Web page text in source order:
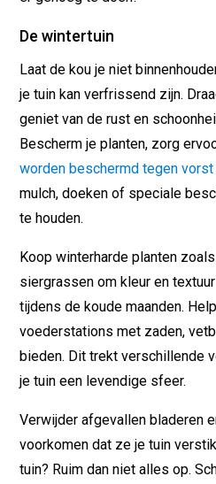
De wintertuin
Laat de kou je niet
je tuin kan verfrissend zijn.
geniet van de rust en
Bescherm je planten, zorg
worden beschermd tegen vorst
mulch, doeken of speciale
te houden.
Koop winterharde planten
siergrassen om kleur en
tijdens de koude maanden.
voederstations met zaden,
bieden. Dit trekt verschillende
je tuin een levendige sfeer.
Verwijder afgevallen bladeren
voorkomen dat ze je tuin
tuin? Ruim dan niet alles op.